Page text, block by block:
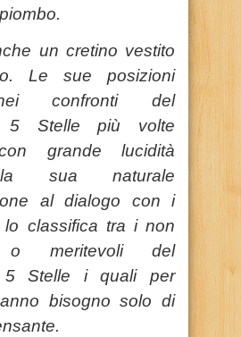
un cretino vestito
Le sue posizioni
confronti del
5 Stelle più volte
grande lucidità
sua naturale
al dialogo con i
lo classifica tra i non
o meritevoli del
5 Stelle i quali per
bisogno solo di